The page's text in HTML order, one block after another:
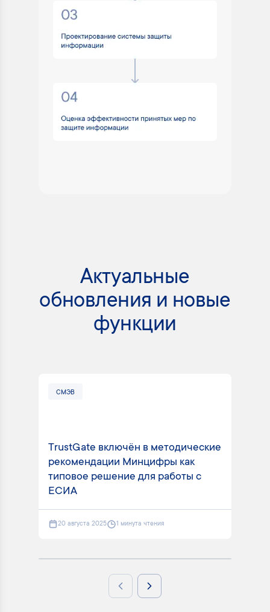
Актуальные
обновления и новые
функции
СМЭВ
TrustGate включён в методические
рекомендации Минцифры как
типовое решение для работы с
ЕСИА
20 августа 2025 1 минута чтения
Previous slideNext slide